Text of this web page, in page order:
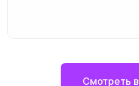
Смотреть